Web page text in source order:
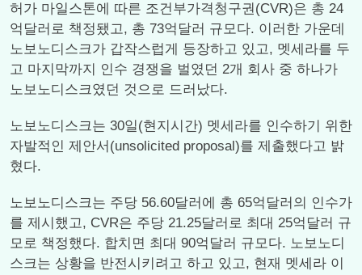
허가 마일스톤에 따른 조건부가격청구권(CVR)은 총 24
억달러로 책정됐고, 총 73억달러 규모다. 이러한 가운데
노보노디스크가 갑작스럽게 등장하고 있고, 멧세라를 두
고 마지막까지 인수 경쟁을 벌였던 2개 회사 중 하나가
노보노디스크였던 것으로 드러났다.
노보노디스크는 30일(현지시간) 멧세라를 인수하기 위한
자발적인 제안서(unsolicited proposal)를 제출했다고 밝
혔다.
노보노디스크는 주당 56.60달러에 총 65억달러의 인수가
를 제시했고, CVR은 주당 21.25달러로 최대 25억달러 규
모로 책정했다. 합치면 최대 90억달러 규모다. 노보노디
스크는 상황을 반전시키려고 하고 있고, 현재 멧세라 이